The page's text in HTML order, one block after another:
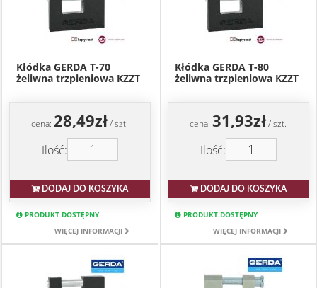
Kłódka GERDA T-70
żeliwna trzpieniowa KZZT
cena:28,49zł/ szt.
Ilość:
DODAJ DO KOSZYKA
PRODUKT DOSTĘPNY
WIĘCEJ INFORMACJI
Kłódka GERDA T-80
żeliwna trzpieniowa KZZT
cena:31,93zł/ szt.
Ilość:
DODAJ DO KOSZYKA
PRODUKT DOSTĘPNY
WIĘCEJ INFORMACJI